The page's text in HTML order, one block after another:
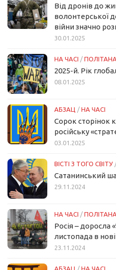
Від дронів до
волонтерської
війни значно
30.01.2025
НА ЧАСІ /
2025-й. Рік
08.01.2025
АБЗАЦ / НА ЧАСІ
Сорок сторінок
російську
03.01.2025
ВІСТІ З ТОГО СВІТУ
Сатанинський
29.11.2024
НА ЧАСІ /
Росія – доросла
листопада в
23.11.2024
АБЗАЦ / НА ЧАСІ